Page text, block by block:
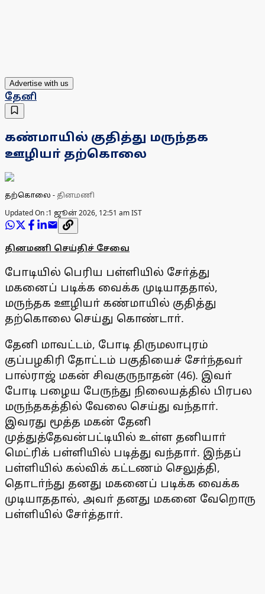
Advertise with us
தேனி
கண்மாயில் குதித்து மருந்தக
ஊழியா் தற்கொலை
தற்கொலை - தினமணி
Updated On :1 ஜூன் 2026, 12:51 am IST
தினமணி செய்திச் சேவை
போடியில் பெரிய பள்ளியில் சோ்த்து
மகனைப் படிக்க வைக்க முடியாததால்,
மருந்தக ஊழியா் கண்மாயில் குதித்து
தற்கொலை செய்து கொண்டாா்.
தேனி மாவட்டம், போடி திருமலாபுரம்
குப்பழகிரி தோட்டம் பகுதியைச் சோ்ந்தவா்
பால்ராஜ் மகன் சிவகுருநாதன் (46). இவா்
போடி பழைய பேருந்து நிலையத்தில் பிரபல
மருந்தகத்தில் வேலை செய்து வந்தாா்.
இவரது மூத்த மகன் தேனி
முத்துத்தேவன்பட்டியில் உள்ள தனியாா்
மெட்ரிக் பள்ளியில் படித்து வந்தாா். இந்தப்
பள்ளியில் கல்விக் கட்டணம் செலுத்தி,
தொடா்ந்து தனது மகனைப் படிக்க வைக்க
முடியாததால், அவா் தனது மகனை வேறொரு
பள்ளியில் சோ்த்தாா்.